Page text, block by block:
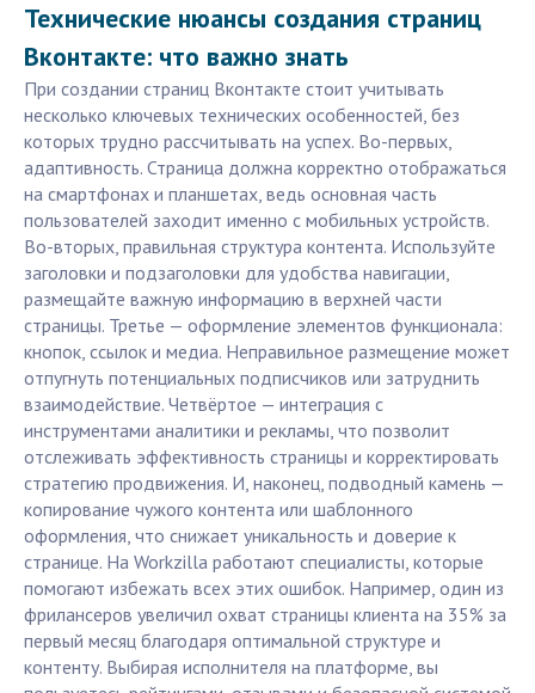
Технические нюансы создания страниц
Вконтакте: что важно знать
При создании страниц Вконтакте стоит учитывать
несколько ключевых технических особенностей, без
которых трудно рассчитывать на успех. Во-первых,
адаптивность. Страница должна корректно отображаться
на смартфонах и планшетах, ведь основная часть
пользователей заходит именно с мобильных устройств.
Во-вторых, правильная структура контента. Используйте
заголовки и подзаголовки для удобства навигации,
размещайте важную информацию в верхней части
страницы. Третье — оформление элементов функционала:
кнопок, ссылок и медиа. Неправильное размещение может
отпугнуть потенциальных подписчиков или затруднить
взаимодействие. Четвёртое — интеграция с
инструментами аналитики и рекламы, что позволит
отслеживать эффективность страницы и корректировать
стратегию продвижения. И, наконец, подводный камень —
копирование чужого контента или шаблонного
оформления, что снижает уникальность и доверие к
странице. На Workzilla работают специалисты, которые
помогают избежать всех этих ошибок. Например, один из
фрилансеров увеличил охват страницы клиента на 35% за
первый месяц благодаря оптимальной структуре и
контенту. Выбирая исполнителя на платформе, вы